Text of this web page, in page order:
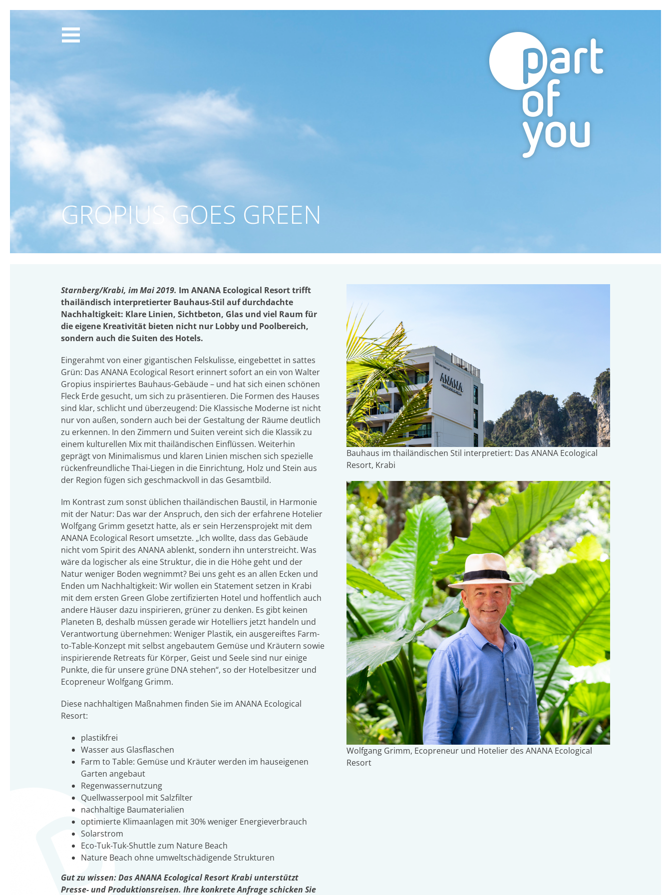
ABOUT
BLOG
CONTACT
SHOP
GROPIUS GOES GREEN
Starnberg/Krabi, im Mai 2019. Im ANANA Ecological Resort trifft
thailändisch interpretierter Bauhaus-Stil auf durchdachte
Nachhaltigkeit: Klare Linien, Sichtbeton, Glas und viel Raum für
die eigene Kreativität bieten nicht nur Lobby und Poolbereich,
sondern auch die Suiten des Hotels.
Eingerahmt von einer gigantischen Felskulisse, eingebettet in sattes
Grün: Das ANANA Ecological Resort erinnert sofort an ein von Walter
Gropius inspiriertes Bauhaus-Gebäude – und hat sich einen schönen
Fleck Erde gesucht, um sich zu präsentieren. Die Formen des Hauses
sind klar, schlicht und überzeugend: Die Klassische Moderne ist nicht
nur von außen, sondern auch bei der Gestaltung der Räume deutlich
zu erkennen. In den Zimmern und Suiten vereint sich die Klassik zu
einem kulturellen Mix mit thailändischen Einflüssen. Weiterhin
geprägt von Minimalismus und klaren Linien mischen sich spezielle
rückenfreundliche Thai-Liegen in die Einrichtung, Holz und Stein aus
der Region fügen sich geschmackvoll in das Gesamtbild.
Im Kontrast zum sonst üblichen thailändischen Baustil, in Harmonie
mit der Natur: Das war der Anspruch, den sich der erfahrene Hotelier
Wolfgang Grimm gesetzt hatte, als er sein Herzensprojekt mit dem
ANANA Ecological Resort umsetzte. „Ich wollte, dass das Gebäude
nicht vom Spirit des ANANA ablenkt, sondern ihn unterstreicht. Was
wäre da logischer als eine Struktur, die in die Höhe geht und der
Natur weniger Boden wegnimmt? Bei uns geht es an allen Ecken und
Enden um Nachhaltigkeit: Wir wollen ein Statement setzen in Krabi
mit dem ersten Green Globe zertifizierten Hotel und hoffentlich auch
andere Häuser dazu inspirieren, grüner zu denken. Es gibt keinen
Planeten B, deshalb müssen gerade wir Hotelliers jetzt handeln und
Verantwortung übernehmen: Weniger Plastik, ein ausgereiftes Farm-
to-Table-Konzept mit selbst angebautem Gemüse und Kräutern sowie
inspirierende Retreats für Körper, Geist und Seele sind nur einige
Punkte, die für unsere grüne DNA stehen“, so der Hotelbesitzer und
Ecopreneur Wolfgang Grimm.
Diese nachhaltigen Maßnahmen finden Sie im ANANA Ecological
Resort:
plastikfrei
Wasser aus Glasflaschen
Farm to Table: Gemüse und Kräuter werden im hauseigenen
Garten angebaut
Regenwassernutzung
Quellwasserpool mit Salzfilter
nachhaltige Baumaterialien
optimierte Klimaanlagen mit 30% weniger Energieverbrauch
Solarstrom
Eco-Tuk-Tuk-Shuttle zum Nature Beach
Nature Beach ohne umweltschädigende Strukturen
Gut zu wissen: Das ANANA Ecological Resort Krabi unterstützt
Presse- und Produktionsreisen. Ihre konkrete Anfrage schicken Sie
Bauhaus im thailändischen Stil interpretiert: Das ANANA Ecological
Resort, Krabi
Wolfgang Grimm, Ecopreneur und Hotelier des ANANA Ecological
Resort